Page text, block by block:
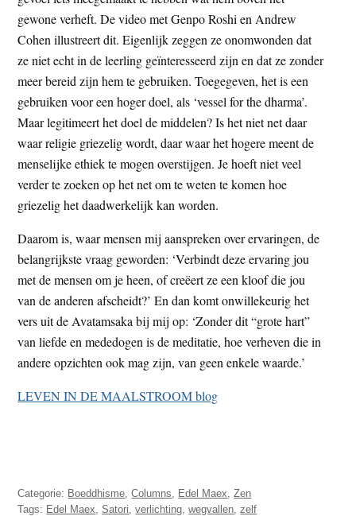
gewone verheft. De video met Genpo Roshi en Andrew
Cohen illustreert dit. Eigenlijk zeggen ze onomwonden dat
ze niet echt in de leerling geïnteresseerd zijn en dat ze zonder
meer bereid zijn hem te gebruiken. Toegegeven, het is een
gebruiken voor een hoger doel, als ‘vessel for the dharma’.
Maar legitimeert het doel de middelen? Is het niet net daar
waar religie griezelig wordt, daar waar het hogere meent de
menselijke ethiek te mogen overstijgen. Je hoeft niet veel
verder te zoeken op het net om te weten te komen hoe
griezelig het daadwerkelijk kan worden.
Daarom is, waar mensen mij aanspreken over ervaringen, de
belangrijkste vraag geworden: ‘Verbindt deze ervaring jou
met de mensen om je heen, of creëert ze een kloof die jou
van de anderen afscheidt?’ En dan komt onwillekeurig het
vers uit de Avatamsaka bij mij op: ‘Zonder dit “grote hart”
van liefde en mededogen is de meditatie, hoe verheven die in
andere opzichten ook mag zijn, van geen enkele waarde.’
LEVEN IN DE MAALSTROOM blog
Categorie: Boeddhisme ,Columns Edel Maex ,Zen
Tags: Edel Maex ,Satori ,verlichting ,wegvallen ,zelf